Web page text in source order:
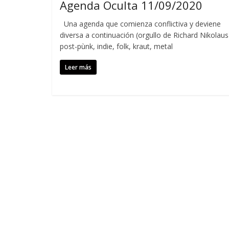
Agenda Oculta 11/09/2020
Una agenda que comienza conflictiva y deviene
diversa a continuación (orgullo de Richard
post-pùnk, indie, folk, kraut, metal
Leer más